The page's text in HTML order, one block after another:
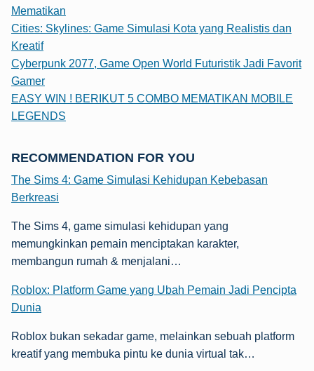
Mematikan
Cities: Skylines: Game Simulasi Kota yang Realistis dan
Kreatif
Cyberpunk 2077, Game Open World Futuristik Jadi Favorit
Gamer
EASY WIN ! BERIKUT 5 COMBO MEMATIKAN MOBILE
LEGENDS
RECOMMENDATION FOR YOU
The Sims 4: Game Simulasi Kehidupan Kebebasan
Berkreasi
The Sims 4, game simulasi kehidupan yang
memungkinkan pemain menciptakan karakter,
membangun rumah & menjalani…
Roblox: Platform Game yang Ubah Pemain Jadi Pencipta
Dunia
Roblox bukan sekadar game, melainkan sebuah platform
kreatif yang membuka pintu ke dunia virtual tak…